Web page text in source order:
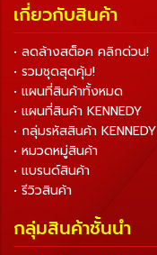
เกี่ยวกับสินค้า
• ลดล้างสต็อค คลิกด่วน!
• รวมชุดสุดคุ้ม!
• แผนที่สินค้าทั้งหมด
• แผนที่สินค้า KENNEDY
• กลุ่มรหัสสินค้า KENNEDY
• หมวดหมู่สินค้า
• แบรนด์สินค้า
• รีวิวสินค้า
กลุ่มสินค้าชั้นนำ